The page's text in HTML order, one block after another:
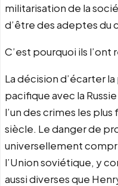
militarisation de la
d’être des adeptes du
C’est pourquoi ils l’ont
La décision d’écarter
pacifique avec la
l’un des crimes les
siècle. Le danger de
universellement
l’Union soviétique, y
aussi diverses que